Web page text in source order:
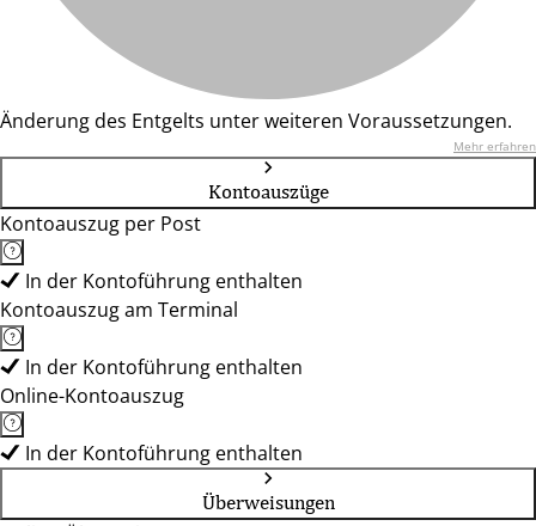
Änderung des Entgelts unter weiteren Voraussetzungen.
Mehr erfahren
Kontoauszüge
Kontoauszug per Post
In der Kontoführung enthalten
Kontoauszug am Terminal
In der Kontoführung enthalten
Online-Kontoauszug
In der Kontoführung enthalten
Überweisungen